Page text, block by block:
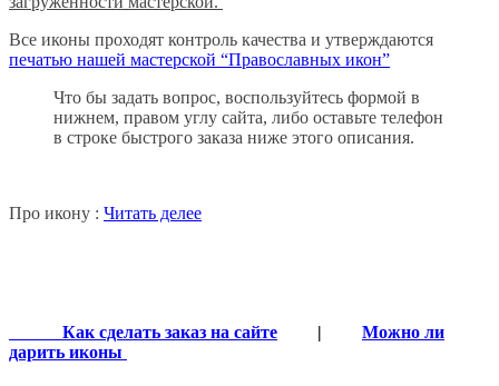
Все иконы проходят контроль качества и утверждаются
печатью нашей мастерской “Православных икон”
Что бы задать вопрос, воспользуйтесь формой в
нижнем, правом углу сайта, либо оставьте телефон
в строке быстрого заказа ниже этого описания.
Про икону : Читать делее
Как сделать заказ на сайте | Можно ли
дарить иконы